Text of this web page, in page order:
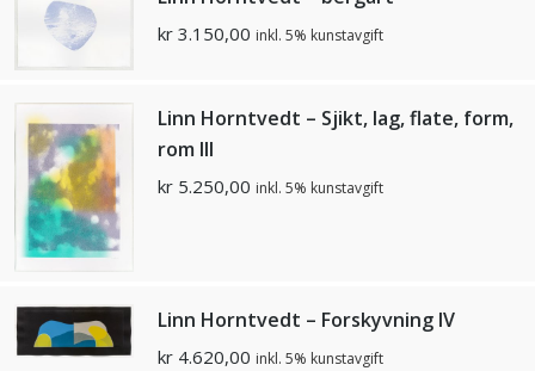
kr 3.150,00 inkl. 5% kunstavgift
Linn Horntvedt – Sjikt, lag, flate, form,
rom llI
kr 5.250,00 inkl. 5% kunstavgift
Linn Horntvedt – Forskyvning IV
kr 4.620,00 inkl. 5% kunstavgift